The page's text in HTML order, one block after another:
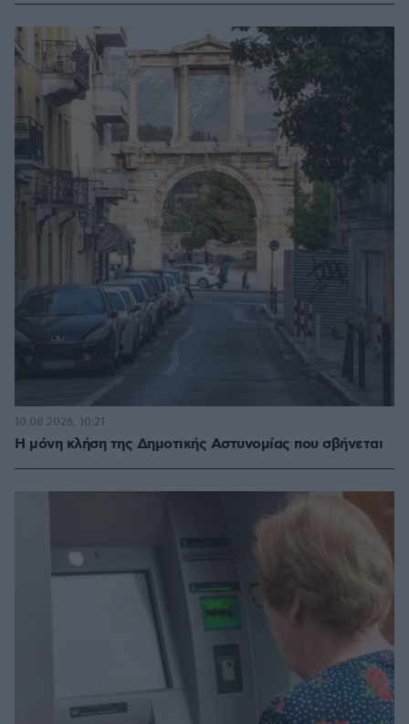
Η μόνη κλήση της Δημοτικής Αστυνομίας που σβήνεται
10.08.2026, 10:21